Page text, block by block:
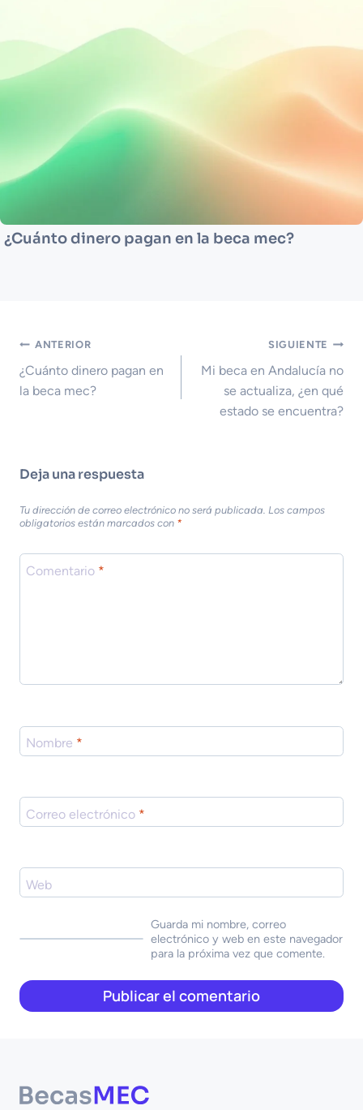
¿Cuánto dinero pagan en la beca mec?
Navegación
entradas
ANTERIOR
¿Cuánto dinero pagan en
la beca mec?
SIGUIENTE
Mi beca en Andalucía no
se actualiza, ¿en qué
estado se encuentra?
Deja una respuesta
Tu dirección de correo electrónico no será publicada. Los campos
obligatorios están marcados con *
Comentario *
Nombre *
Correo electrónico *
Web
Guarda mi nombre, correo
electrónico y web en este navegador
para la próxima vez que comente.